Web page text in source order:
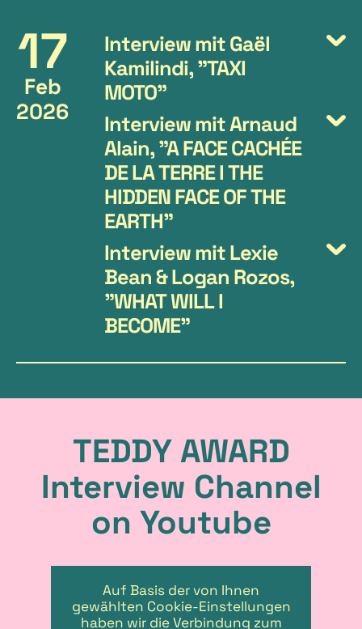
17
Feb
2026
Interview mit Gaël
Kamilindi, "TAXI
MOTO"
Interview mit Arnaud
Alain, "A FACE CACHÉE
DE LA TERRE I THE
HIDDEN FACE OF THE
EARTH"
Interview mit Lexie
Bean & Logan Rozos,
"WHAT WILL I
BECOME"
TEDDY AWARD
Interview Channel
on Youtube
Auf Basis der von Ihnen
gewählten Cookie-Einstellungen
haben wir die Verbindung zum